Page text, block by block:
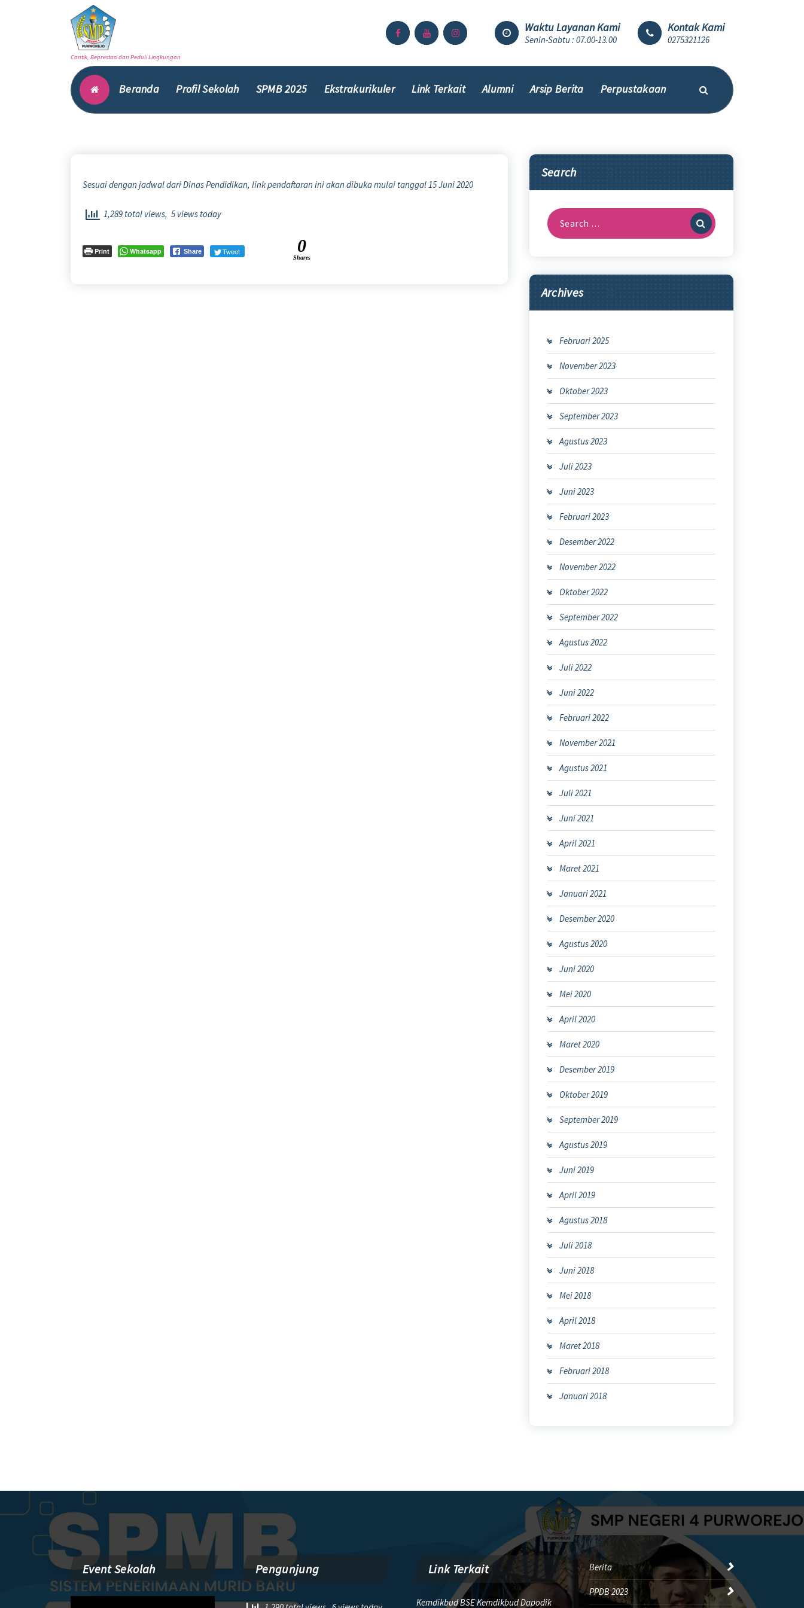
Cantik, Beprestasi dan Peduli Lingkungan
Waktu Layanan Kami
Senin-Sabtu : 07.00-13.00
Kontak Kami
0275321126
Beranda Profil Sekolah SPMB 2025 Ekstrakurikuler Link Terkait Alumni Arsip Berita Perpustakaan
Sesuai dengan jadwal dari Dinas Pendidikan, link pendaftaran ini akan dibuka mulai tanggal 15 Juni 2020
1,289 total views, 5 views today
Print Whatsapp Share Tweet 0
Shares
Search
Search
for:
Archives
Februari 2025
November 2023
Oktober 2023
September 2023
Agustus 2023
Juli 2023
Juni 2023
Februari 2023
Desember 2022
November 2022
Oktober 2022
September 2022
Agustus 2022
Juli 2022
Juni 2022
Februari 2022
November 2021
Agustus 2021
Juli 2021
Juni 2021
April 2021
Maret 2021
Januari 2021
Desember 2020
Agustus 2020
Juni 2020
Mei 2020
April 2020
Maret 2020
Desember 2019
Oktober 2019
September 2019
Agustus 2019
Juni 2019
April 2019
Agustus 2018
Juli 2018
Juni 2018
Mei 2018
April 2018
Maret 2018
Februari 2018
Januari 2018
Event Sekolah
Pemutar
Pengunjung Link Terkait
Kemdikbud BSE Kemdikbud Dapodik
Berita
PPDB 2023